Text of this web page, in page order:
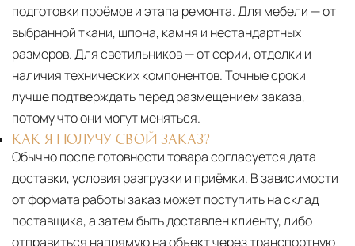
подготовки проёмов и этапа ремонта. Для мебели — от
выбранной ткани, шпона, камня и нестандартных
размеров. Для светильников — от серии, отделки и
наличия технических компонентов. Точные сроки
лучше подтверждать перед размещением заказа,
потому что они могут меняться.
КАК Я ПОЛУЧУ СВОЙ ЗАКАЗ?
Обычно после готовности товара согласуется дата
доставки, условия разгрузки и приёмки. В зависимости
от формата работы заказ может поступить на склад
поставщика, а затем быть доставлен клиенту, либо
отправиться напрямую на объект через транспортную